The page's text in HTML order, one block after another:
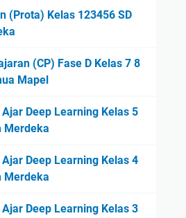
(Prota) Kelas 123456 SD
(CP) Fase D Kelas 7 8
Mapel
Deep Learning Kelas 5
Merdeka
Deep Learning Kelas 4
Merdeka
Deep Learning Kelas 3